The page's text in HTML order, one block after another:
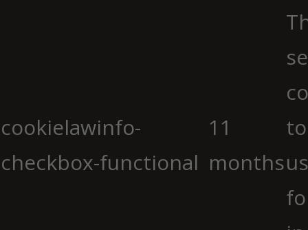
cookielawinfo-
checkbox-functional
11
months